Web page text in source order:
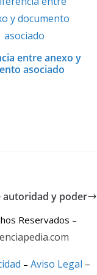
entre anexo y
asociado
autoridad y poder
Reservados –
– Aviso Legal –